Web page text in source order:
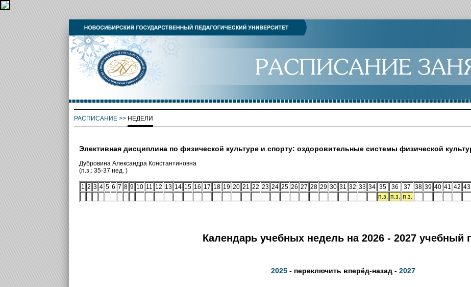
РАСПИСАНИЕ>> НЕДЕЛИ
Элективная дисциплина по физической культуре и спорту: оздоровительные системы физической
Дубровина Александра Константиновна
(п.з.: 35-37 нед. )
1 2 3 4 5 6 7 8 9 10 11 12 13 14 15 16 17 18 19 20 21 22 23 24 25 26 27 28 29 30 31 32 33 34 35 36 37 38 39 40 41 42 43
п.з. п.з. п.з.
Календарь учебных недель на 2026 - 2027 учебный
2025- переключить вперёд-назад - 2027